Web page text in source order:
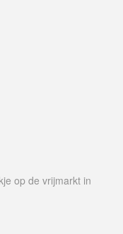
op de vrijmarkt in